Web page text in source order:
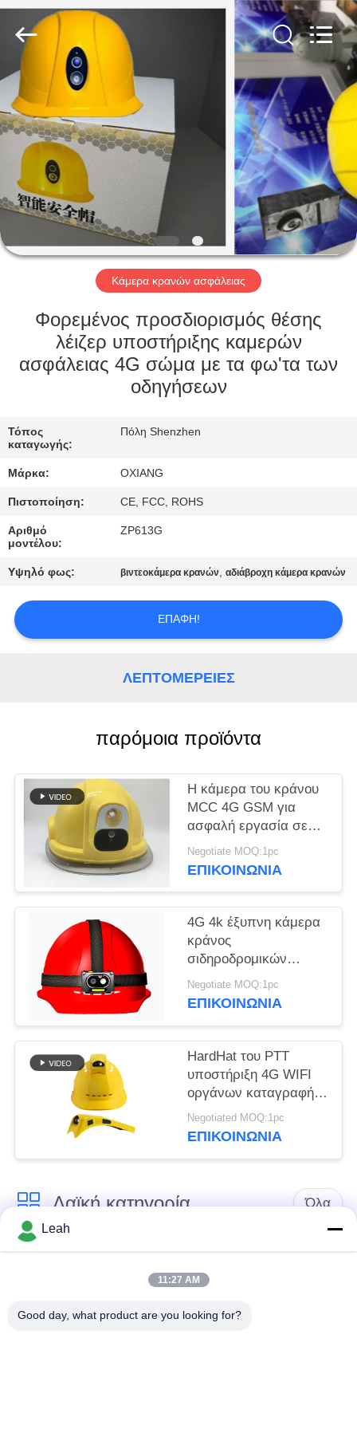
ΣΠΊΤΙ
ΠΡΟΪΌΝΤΑ
ΒΊΝΤΕΟ
ΕΚΠΟΜΠΉ
VR
ΣΧΕΤΙΚΆ
ΕΜΆΣ
ΣΤΟ
ΕΡΓΟΣΤΆΣΙΟ
ΈΛΕΓΧΟΣ
ΠΟΙΌΤΗΤΑΣ
ΜΑΖΊ
ΜΑΣ
ΥΠΟΘΈΣΕΙΣ
ΖΗΤΉΣΤΕ
ΜΙΑ
ΠΡΟΣΦΟΡΆ
SITEMAP
ΠΟΛΙΤΙΚΉ
ΑΠΟΡΡΉΤΟΥ
Ouxiang
Ltd..
Rights
Reserved.
Κάμερα κρανών ασφάλειας
Φορεμένος προσδιορισμός θέσης
λέιζερ υποστήριξης καμερών
ασφάλειας 4G σώμα με τα φω'τα των
οδηγήσεων
Τόπος
καταγωγής:
Πόλη Shenzhen
Μάρκα: OXIANG
Πιστοποίηση: CE, FCC, ROHS
Αριθμό
μοντέλου:
ZP613G
Υψηλό φως: βιντεοκάμερα κρανών,αδιάβροχη κάμερα κρανών
ΕΠΑΦΉ!
ΛΕΠΤΟΜΈΡΕΙΕΣ
παρόμοια προϊόντα
Η κάμερα του κράνου
MCC 4G GSM για
ασφαλή εργασία σε
ψυχρά περιβάλλοντα
Negotiate MOQ:1pc
ΕΠΙΚΟΙΝΩΝΊΑ
4G 4k έξυπνη κάμερα
κράνος
σιδηροδρομικών
οχημάτων
Negotiate MOQ:1pc
ΕΠΙΚΟΙΝΩΝΊΑ
HardHat του PTT
υποστήριξη 4G WIFI
οργάνων καταγραφής
βιντεοκάμερων
καμερών κρανών
Negotiated MOQ:1pc
ΕΠΙΚΟΙΝΩΝΊΑ
Λαϊκή κατηγορία Όλα
Φορεμένες
Κάμερες σώματος
αστυνομίας
4G φορεμένη σώμα
Κάμερα κρανών
Leah
11:27 AM
Good day, what product are you looking for?